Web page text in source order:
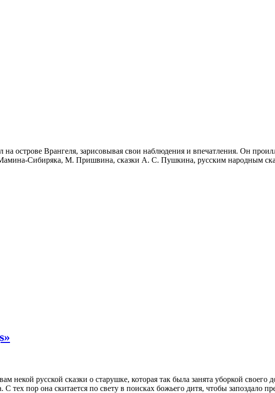
острове Врангеля, зарисовывая свои наблюдения и впечатления. Он
Сибиряка, М. Пришвина, сказки А. С. Пушкина, русским народным
русской сказки о старушке, которая так была занята уборкой своего
тех пор она скитается по свету в поисках божьего дитя, чтобы запоздало